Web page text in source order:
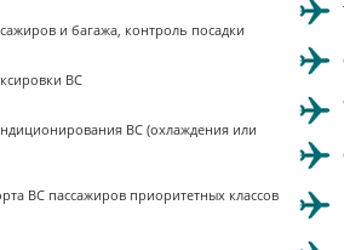
и багажа, контроль посадки
ВС
ВС (охлаждения или
ВС пассажиров приоритетных классов